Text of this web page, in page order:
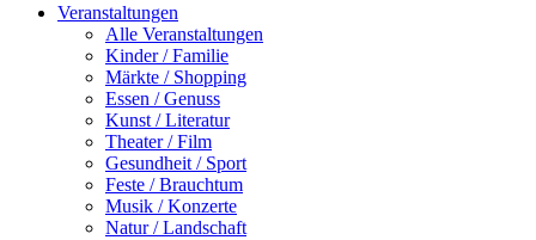
Veranstaltungen
Alle Veranstaltungen
Kinder / Familie
Märkte / Shopping
Essen / Genuss
Kunst / Literatur
Theater / Film
Gesundheit / Sport
Feste / Brauchtum
Musik / Konzerte
Natur / Landschaft